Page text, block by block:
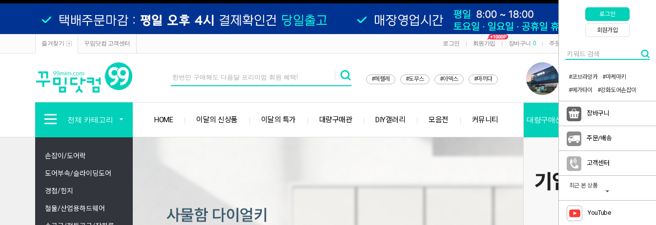
즐겨찾기 꾸밈닷컴 고객센터 로그인 회원가입 장바구니 0 주문/배송
#헤펠레 #도무스 #아덱스 #마끼다
전체 카테고리 HOME 이달의 신상품 이달의 특가 대량구매관 DIY갤러리 모음전 커뮤니티 대량구매신청
로그인
회원가입
#코브라앙카
#마케마키
#메가타이
#강화도어손잡이
장바구니
주문/배송
고객센터
최근 본 상품
YouTube
손잡이/도어락
도어부속/슬라이딩도어
경첩/힌지
철물/산업용하드웨어